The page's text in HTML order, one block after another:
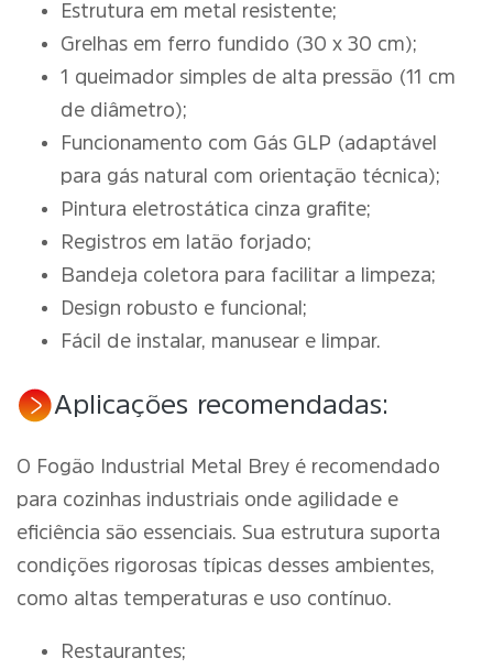
Estrutura em metal resistente;
Grelhas em ferro fundido (30 x 30 cm);
1 queimador simples de alta pressão (11 cm
de diâmetro);
Funcionamento com Gás GLP (adaptável
para gás natural com orientação técnica);
Pintura eletrostática cinza grafite;
Registros em latão forjado;
Bandeja coletora para facilitar a limpeza;
Design robusto e funcional;
Fácil de instalar, manusear e limpar.
Aplicações recomendadas:
O Fogão Industrial Metal Brey é recomendado
para cozinhas industriais onde agilidade e
eficiência são essenciais. Sua estrutura suporta
condições rigorosas típicas desses ambientes,
como altas temperaturas e uso contínuo.
Restaurantes;